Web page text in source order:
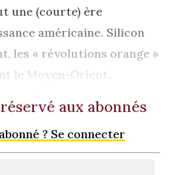
une (courte) ère
américaine. Silicon
les « révolutions orange »
le Moyen-Orient.
aux abonnés
? Se connecter